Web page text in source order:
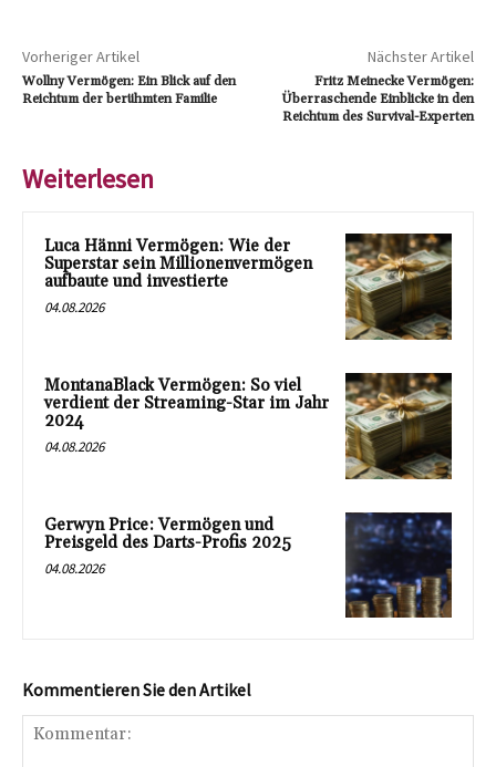
Vorheriger Artikel
Wollny Vermögen: Ein Blick auf den
Reichtum der berühmten Familie
Nächster Artikel
Fritz Meinecke Vermögen:
Überraschende Einblicke in den
Reichtum des Survival-Experten
Weiterlesen
Luca Hänni Vermögen: Wie der
Superstar sein Millionenvermögen
aufbaute und investierte
04.08.2026
MontanaBlack Vermögen: So viel
verdient der Streaming-Star im Jahr
2024
04.08.2026
Gerwyn Price: Vermögen und
Preisgeld des Darts-Profis 2025
04.08.2026
Kommentieren Sie den Artikel